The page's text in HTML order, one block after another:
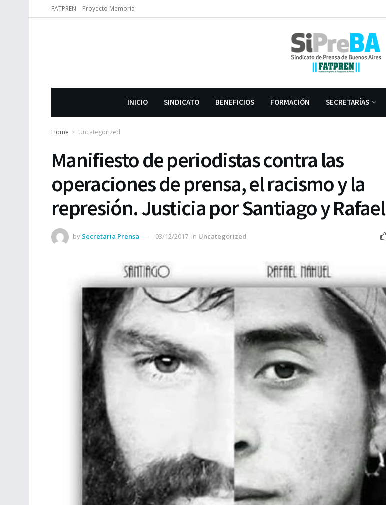
FATPREN Proyecto Memoria
INICIO SINDICATO BENEFICIOS FORMACIÓN SECRETARÍAS
Home Uncategorized
Manifiesto de periodistas contra las
operaciones de prensa, el racismo y la
represión. Justicia por Santiago y Rafael
by Secretaria Prensa 03/12/2017 in Uncategorized